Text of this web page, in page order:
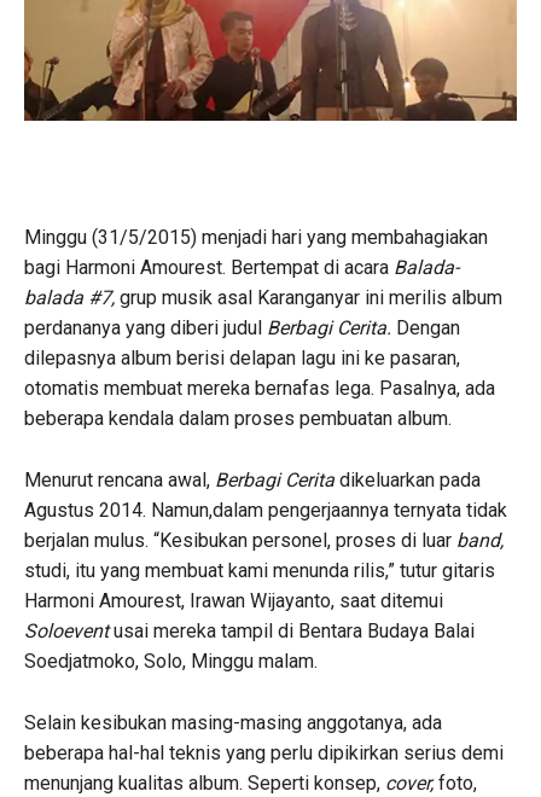
Minggu (31/5/2015) menjadi hari yang membahagiakan
bagi Harmoni Amourest. Bertempat di acara Balada-
balada #7, grup musik asal Karanganyar ini merilis album
perdananya yang diberi judul Berbagi Cerita. Dengan
dilepasnya album berisi delapan lagu ini ke pasaran,
otomatis membuat mereka bernafas lega. Pasalnya, ada
beberapa kendala dalam proses pembuatan album.
Menurut rencana awal, Berbagi Cerita dikeluarkan pada
Agustus 2014. Namun,dalam pengerjaannya ternyata tidak
berjalan mulus. “Kesibukan personel, proses di luar band,
studi, itu yang membuat kami menunda rilis,” tutur gitaris
Harmoni Amourest, Irawan Wijayanto, saat ditemui
Soloeventusai mereka tampil di Bentara Budaya Balai
Soedjatmoko, Solo, Minggu malam.
Selain kesibukan masing-masing anggotanya, ada
beberapa hal-hal teknis yang perlu dipikirkan serius demi
menunjang kualitas album. Seperti konsep, cover,foto,